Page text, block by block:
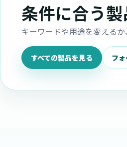
条件に合う
キーワードや用途を変える
すべての製品を見る フ